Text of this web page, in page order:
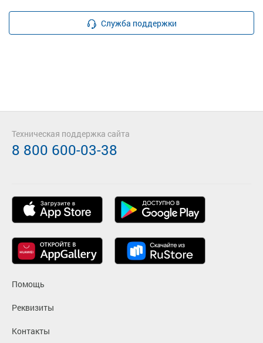
Служба поддержки
Помощь
Реквизиты
Контакты
Техническая поддержка сайта
8 800 600-03-38